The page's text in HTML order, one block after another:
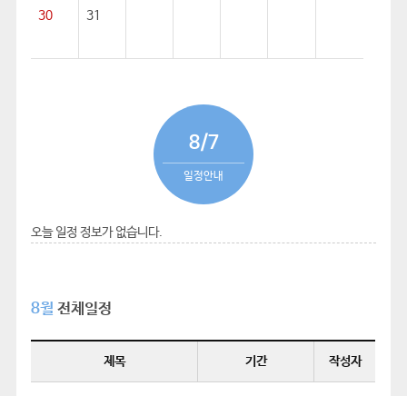
30 31
8/7
일정안내
오늘 일정 정보가 없습니다.
8월전체일정
제목 기간 작성자